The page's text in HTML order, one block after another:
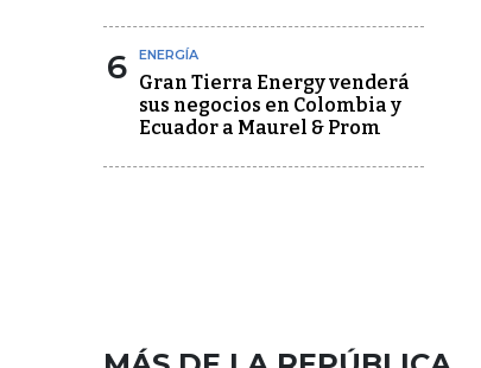
6 ENERGÍA
Gran Tierra Energy venderá
sus negocios en Colombia y
Ecuador a Maurel & Prom